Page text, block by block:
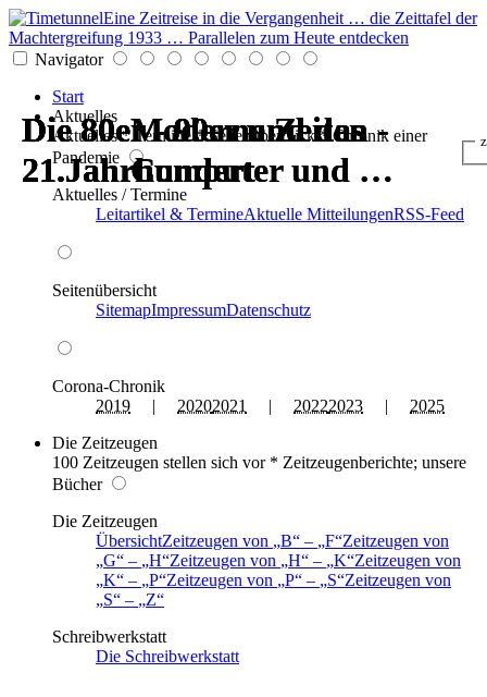
Eine Zeitreise in die Vergangenheit … die Zeittafel der
Machtergreifung 1933 … Parallelen zum Heute entdecken
Navigator
Start
Aktuelles
Aktuelles * Termine * Seitenüberblick * Chronik einer
Pandemie
Aktuelles / Termine
Leitartikel & TermineAktuelle MitteilungenRSS-Feed
Seitenübersicht
SitemapImpressumDatenschutz
Corona-Chronik
2019 | 20202021 | 20222023 | 2025
Die Zeitzeugen
100 Zeitzeugen stellen sich vor * Zeitzeugenberichte; unsere
Bücher
Die Zeitzeugen
ÜbersichtZeitzeugen von B – F Zeitzeugen von
G
– H Zeitzeugen von H – K Zeitzeugen von
K
– P Zeitzeugen von P – S Zeitzeugen von
S
–
Z
Schreibwerkstatt
Die Schreibwerkstatt
Die 80er - 90er und das
21.Jahrhundert
Moderne Zeiten -
Computer und …
Die 80er - 90er und das
21.Jahrhundert
Die 80er - 90er und das
21.Jahrhundert
Moderne Zeiten -
Computer und …
Die 80er - 90er und das
21.Jahrhundert